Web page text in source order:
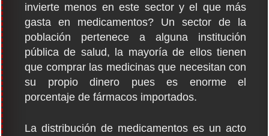
invierte menos en este sector y el que más
gasta en medicamentos? Un sector de la
población pertenece a alguna institución
pública de salud, la mayoría de ellos tienen
que comprar las medicinas que necesitan con
su propio dinero pues es enorme el
porcentaje de fármacos importados.
La distribución de medicamentos es un acto